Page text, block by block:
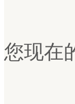
您现在